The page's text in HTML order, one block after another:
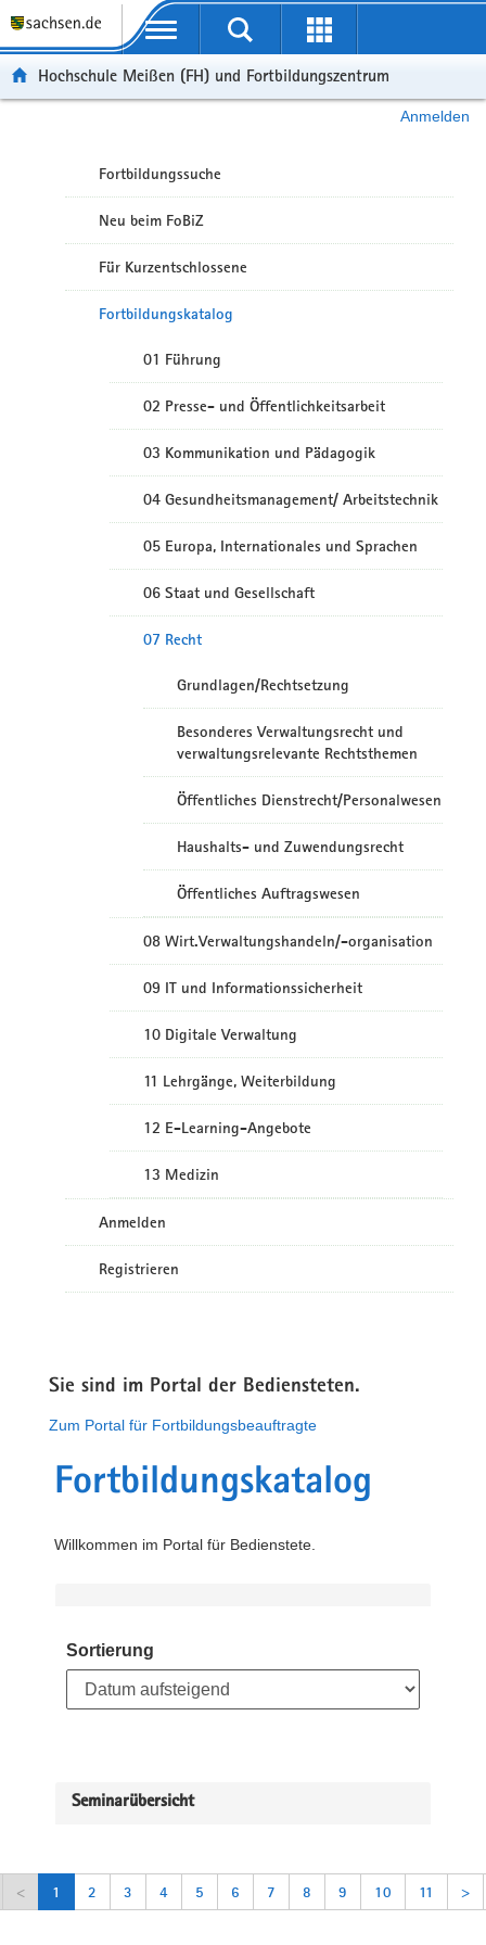
Portalübergreifende Navigation
Hochschule Meißen (FH) und Fortbildungszentrum
Anmelden
Fortbildungssuche
Neu beim FoBiZ
Für Kurzentschlossene
Fortbildungskatalog
01 Führung
02 Presse- und Öffentlichkeitsarbeit
03 Kommunikation und Pädagogik
04 Gesundheitsmanagement/ Arbeitstechnik
05 Europa, Internationales und Sprachen
06 Staat und Gesellschaft
07 Recht
Grundlagen/Rechtsetzung
Besonderes Verwaltungsrecht und
verwaltungsrelevante Rechtsthemen
Öffentliches Dienstrecht/Personalwesen
Haushalts- und Zuwendungsrecht
Öffentliches Auftragswesen
08 Wirt.Verwaltungshandeln/-organisation
09 IT und Informationssicherheit
10 Digitale Verwaltung
11 Lehrgänge, Weiterbildung
12 E-Learning-Angebote
13 Medizin
Anmelden
Registrieren
Sie sind im Portal der Bediensteten.
Zum Portal für Fortbildungsbeauftragte
Fortbildungskatalog
Willkommen im Portal für Bedienstete.
Sortierung
Seminarübersicht
< 1 2 3 4 5 6 7 8 9 10 11 >